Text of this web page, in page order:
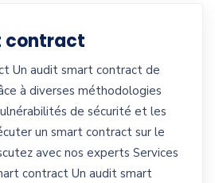
contract
Un audit smart contract de
à diverses méthodologies
de sécurité et les
un smart contract sur le
avec nos experts Services
contract Un audit smart